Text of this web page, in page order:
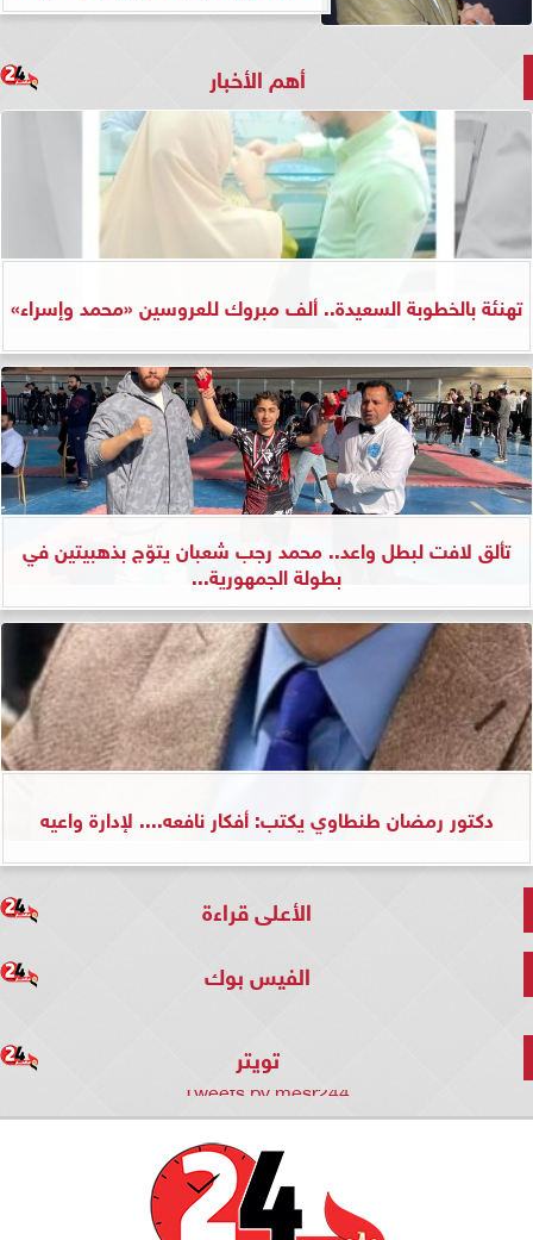
أهم الأخبار
تهنئة بالخطوبة السعيدة.. ألف مبروك للعروسين «محمد وإسراء»
تألق لافت لبطل واعد.. محمد رجب شعبان يتوّج بذهبيتين في
بطولة الجمهورية...
دكتور رمضان طنطاوي يكتب: أفكار نافعه.... لإدارة واعيه
الأعلى قراءة
الفيس بوك
تويتر
Tweets by mesr244